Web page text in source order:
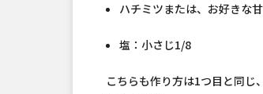
ハチミツまたは、お好きな
塩：小さじ1/8
こちらも作り方は1つ目と同じ